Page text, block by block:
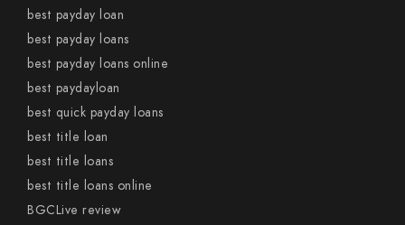
best payday loan
best payday loans
best payday loans online
best paydayloan
best quick payday loans
best title loan
best title loans
best title loans online
BGCLive review